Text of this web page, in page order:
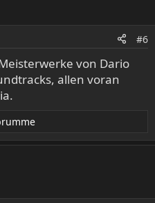
#6
von Dario
allen voran